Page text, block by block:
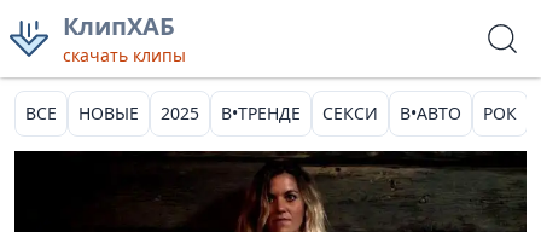
КлипХАБ
скачать клипы
ВСЕ НОВЫЕ 2025 В•ТРЕНДЕ СЕКСИ В•АВТО РОК